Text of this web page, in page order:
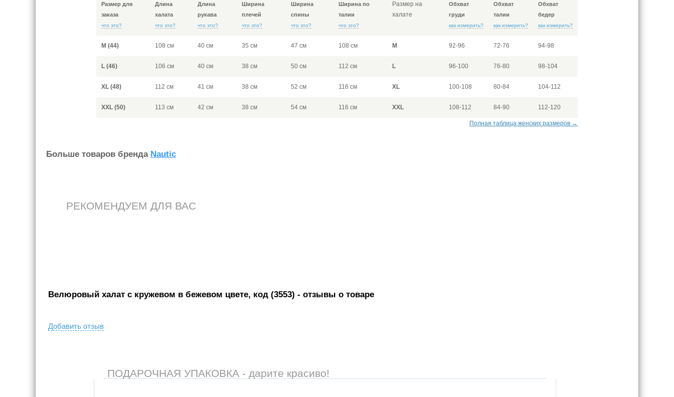
Размер для
заказа
что это?
Длина
халата
что это?
Длина
рукава
что это?
Ширина
плечей
что это?
Ширина
спины
что это?
Ширина по
талии
что это?
Размер на
халате
Обхват
груди
как измерить?
Обхват
талии
как измерить?
Обхват
бедер
как измерить?
M (44) 108 см 40 см 35 см 47 см 108 см M 92-96 72-76 94-98
L (46) 106 см 40 см 38 см 50 см 112 см L 96-100 76-80 98-104
XL (48) 112 см 41 см 38 см 52 см 116 см XL 100-108 80-84 104-112
XXL (50) 113 см 42 см 38 см 54 см 116 см XXL 108-112 84-90 112-120
Полная таблица женских размеров →
Больше товаров бренда Nautic
РЕКОМЕНДУЕМ ДЛЯ ВАС
Велюровый халат с кружевом в бежевом цвете, код (3553) - отзывы о товаре
Добавить отзыв
ПОДАРОЧНАЯ УПАКОВКА - дарите красиво!